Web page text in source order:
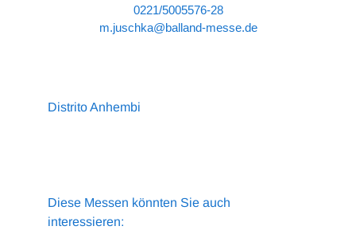
0221/5005576-28
m.juschka@balland-messe.de
Distrito Anhembi
Diese Messen könnten Sie auch
interessieren: